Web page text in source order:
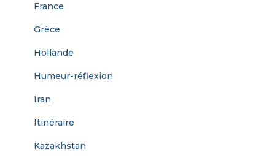
France
Grèce
Hollande
Humeur-réflexion
Iran
Itinéraire
Kazakhstan